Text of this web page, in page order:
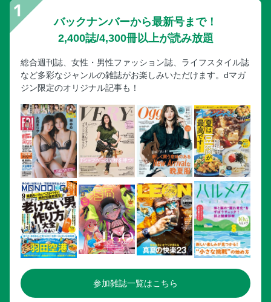
バックナンバーから最新号まで！
2,400誌/4,300冊以上が読み放題
総合週刊誌、女性・男性ファッション誌、ライフスタイル誌
など多彩なジャンルの雑誌がお楽しみいただけます。dマガ
ジン限定のオリジナル記事も！
参加雑誌一覧はこちら